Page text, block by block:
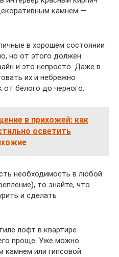
камнем —
в хорошем состоянии
но от этого должен
и это непросто. Даже в
их и небрежно
белого до черного.
в прихожей: как
осветить
необходимость в любой
то знайте, что
и сделать
лофт в квартире
проще. Уже можно
камнем или гипсовой